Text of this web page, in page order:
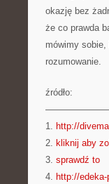
okazję bez
że co prawda
mówimy
rozumowanie.
źródło:
1. http://
2. kliknij aby
3. sprawdź to
4. http://